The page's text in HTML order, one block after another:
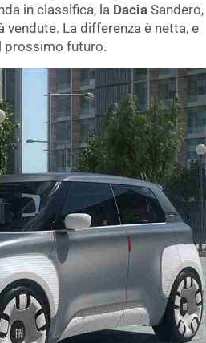
in classifica, la Dacia Sandero,
La differenza è netta, e
prossimo futuro.